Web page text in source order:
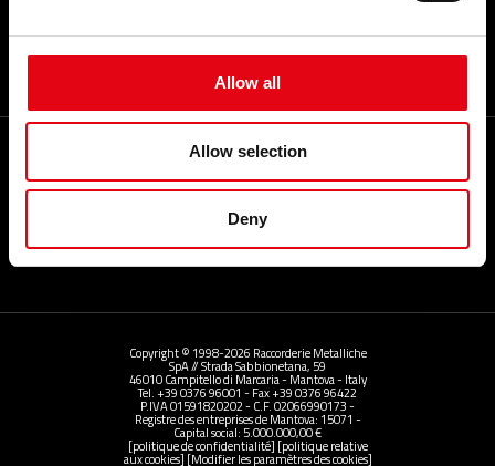
Allow all
Allow selection
Deny
partager
Copyright © 1998-2026 Raccorderie Metalliche
SpA // Strada Sabbionetana, 59
46010 Campitello di Marcaria - Mantova - Italy
Tel. +39 0376 96001 - Fax +39 0376 96422
P.IVA 01591820202 - C.F. 02066990173 -
Registre des entreprises de Mantova: 15071 -
Capital social: 5.000.000,00 €
[politique de confidentialité] [politique relative
aux cookies] [Modifier les paramètres des cookies]